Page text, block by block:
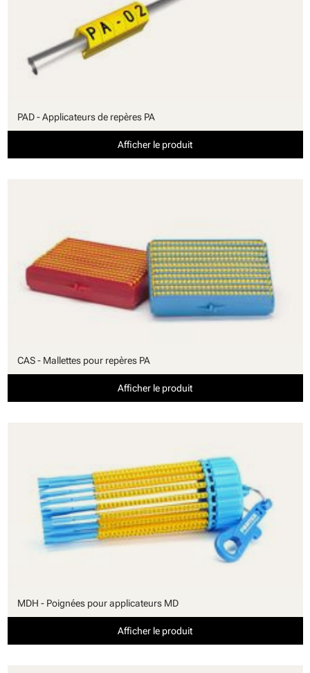
PAD - Applicateurs de repères PA
Afficher le produit
CAS - Mallettes pour repères PA
Afficher le produit
MDH - Poignées pour applicateurs MD
Afficher le produit